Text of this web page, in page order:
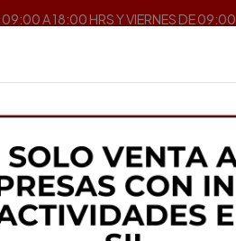
09:00 A 18:00 HRS Y VIERNES DE
Italiano Syrup para Cafe Syrup
IL DOGE
Syrup